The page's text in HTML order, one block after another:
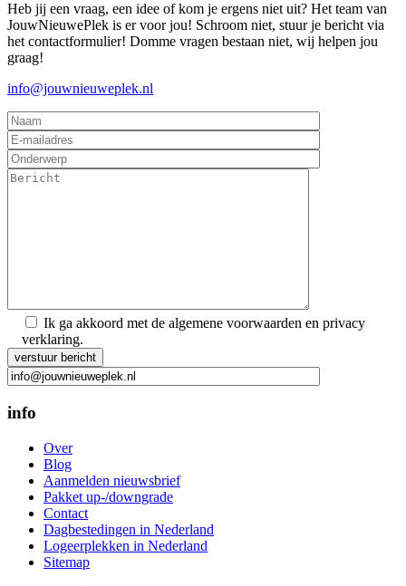
Heb jij een vraag, een idee of kom je ergens niet uit? Het team van
JouwNieuwePlek is er voor jou! Schroom niet, stuur je bericht via
het contactformulier! Domme vragen bestaan niet, wij helpen jou
graag!
info@jouwnieuweplek.nl
Ik ga akkoord met de algemene voorwaarden en privacy
verklaring.
Gelieve dit veld leeg te laten.
info
Over
Blog
Aanmelden nieuwsbrief
Pakket up-/downgrade
Contact
Dagbestedingen in Nederland
Logeerplekken in Nederland
Sitemap